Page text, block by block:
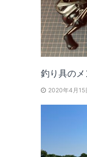
釣り具の
2020年4月15